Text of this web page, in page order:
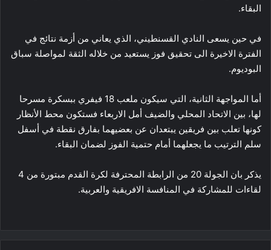
البقاء.
في حين يسعى النادي القسنطيني، الذي يعاني من أزمة نتائج في
الفترة الاخيرة الى تحقيق فوز يستعيد من خلاله الثقة لمواصلة سباق
البوديوم.
أما المواجهة الثانية، التي سيكون ملعب 18 فيفري ببسكرة مسرحا
لها، بين الاتحاد المحلي والضيف أمل الاربعاء فستكون محط الأنظار
كونها تعلب بين فريقين يبتعدان عن بعضيهما بفارق نقطة في أسفل
سلم الترتيب ما يجعلهما أمام حتمية الفوز لضمان البقاء.
يذكر بان الجولة 20 من الرابطة المحترفة لكرة القدم مبتورة من 4
لقاءات للمشاركة في المنافسة الافريقية والعربية.